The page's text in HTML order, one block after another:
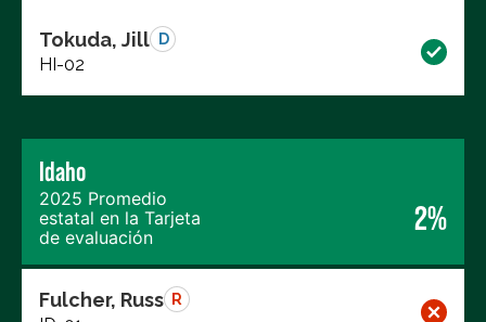
Tokuda, Jill D
HI-02
Idaho
2025 Promedio
estatal en la Tarjeta
de evaluación
2%
Fulcher, Russ R